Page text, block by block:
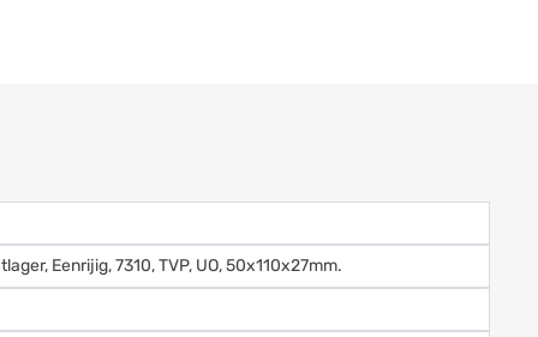
Eenrijig, 7310, TVP, UO, 50x110x27mm.